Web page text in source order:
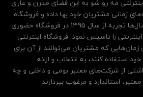
مه رو شو به این فضای مدرن و عاری
زمانی مشتریان خود بها داده و فروشگاه
اینترنتی خود را بر پایه سال‌ها تجربه از سال 1395 در فروشگاه حضوری
را تاسیس نمود. فروشگاه اینترنتی
که مشتریان می‌توانند از آن‌ برای
استفاده کنند، به انتخاب و ارائه
از شرکت‌های معتبر بومی و داخلی و چه
استاندارد و مرغوب بپردازند.